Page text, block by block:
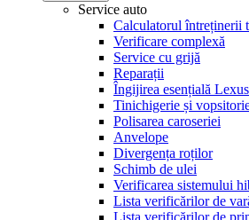
Service auto
Calculatorul întreținerii
Verificare complexă
Service cu grijă
Reparații
Îngijirea esențială Lexus
Tinichigerie și
Polisarea caroseriei
Anvelope
Divergența roților
Schimb de ulei
Verificarea sistemului
Lista verificărilor de
Lista verificărilor de